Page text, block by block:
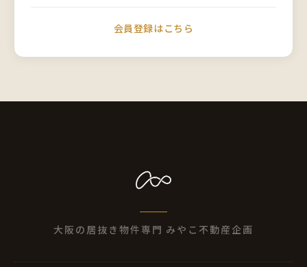
会員登録はこちら
大阪の居抜き物件専門 みやこ不動産企画